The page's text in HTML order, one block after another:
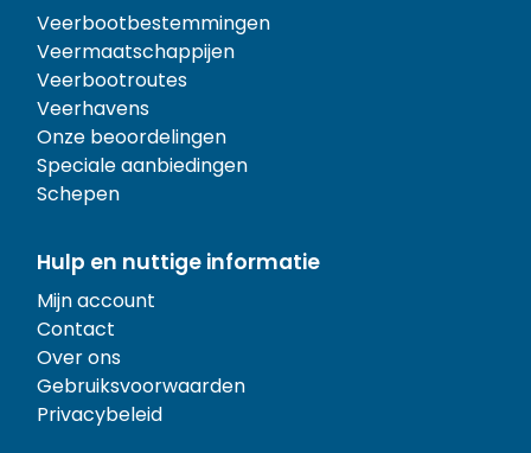
Veerbootbestemmingen
Veermaatschappijen
Veerbootroutes
Veerhavens
Onze beoordelingen
Speciale aanbiedingen
Schepen
Hulp en nuttige informatie
Mijn account
Contact
Over ons
Gebruiksvoorwaarden
Privacybeleid